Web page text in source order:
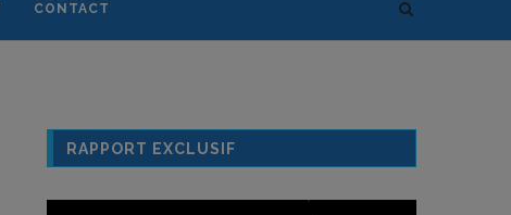
CONTACT
RAPPORT EXCLUSIF